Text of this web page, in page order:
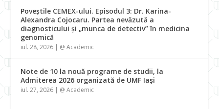
Poveștile CEMEX-ului. Episodul 3: Dr. Karina-
Alexandra Cojocaru. Partea nevăzută a
diagnosticului și „munca de detectiv” în medicina
genomică
iul. 28, 2026 | @ Academic
Note de 10 la nouă programe de studii, la
Admiterea 2026 organizată de UMF Iași
iul. 27, 2026 | @ Academic